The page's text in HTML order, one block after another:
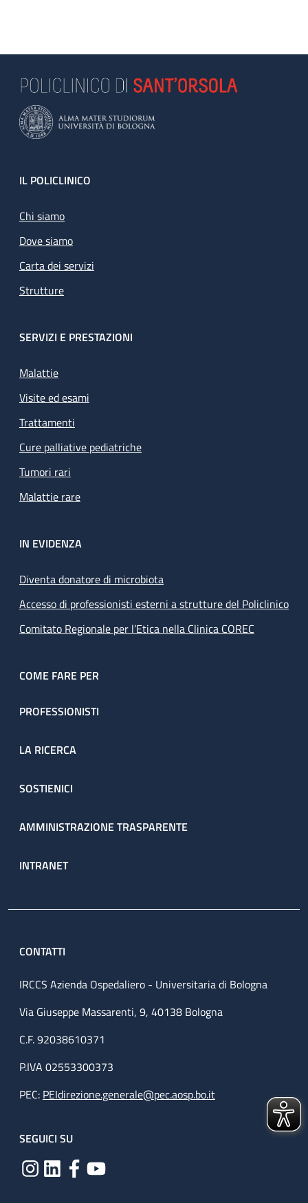
Footer
IL POLICLINICO
Chi siamo
Dove siamo
Carta dei servizi
Strutture
SERVIZI E PRESTAZIONI
Malattie
Visite ed esami
Trattamenti
Cure palliative pediatriche
Tumori rari
Malattie rare
IN EVIDENZA
Diventa donatore di microbiota
Accesso di professionisti esterni a strutture del Policlinico
Comitato Regionale per l’Etica nella Clinica COREC
COME FARE PER
PROFESSIONISTI
LA RICERCA
SOSTIENICI
AMMINISTRAZIONE TRASPARENTE
INTRANET
CONTATTI
IRCCS Azienda Ospedaliero - Universitaria di Bologna
Via Giuseppe Massarenti, 9, 40138 Bologna
C.F. 92038610371
P.IVA 02553300373
PEC: PEIdirezione.generale@pec.aosp.bo.it
SEGUICI SU